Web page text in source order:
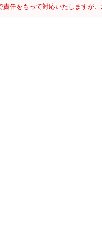
任をもって対応いたしますが